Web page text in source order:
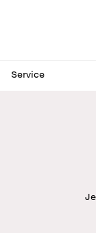
Service